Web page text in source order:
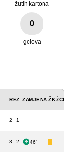
žutih kartona
0
golova
REZ. ZAMJENA ŽKŽCK
2 : 1
3 : 2 46'